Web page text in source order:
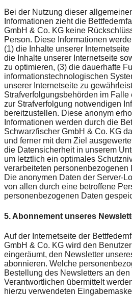
Bei der Nutzung dieser
Informationen zieht die
GmbH & Co. KG keine
Person. Diese Informationen
(1) die Inhalte unserer
die Inhalte unserer Internetseite
zu optimieren, (3) die dauerhafte
informationstechnologischen
unserer Internetseite zu
Strafverfolgungsbehörden im
zur Strafverfolgung notwendigen
bereitzustellen. Diese anonym
Informationen werden durch die
Schwarzfischer GmbH & Co. KG
und ferner mit dem Ziel
die Datensicherheit in unserem
um letztlich ein optimales
verarbeiteten personenbezogenen
Die anonymen Daten der Server-
von allen durch eine betroffene
personenbezogenen Daten
5. Abonnement unseres
Auf der Internetseite der
GmbH & Co. KG wird den
eingeräumt, den Newsletter
abonnieren. Welche
Bestellung des Newsletters an
Verantwortlichen übermittelt
hierzu verwendeten